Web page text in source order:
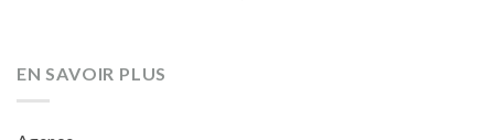
EN SAVOIR PLUS